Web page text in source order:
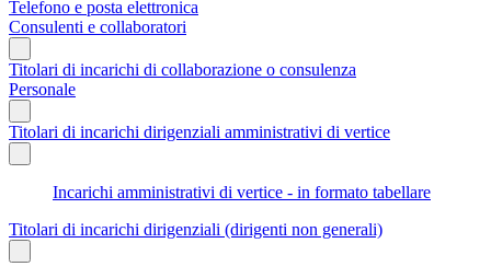
Telefono e posta elettronica
Consulenti e collaboratori
Titolari di incarichi di collaborazione o consulenza
Personale
Titolari di incarichi dirigenziali amministrativi di vertice
Incarichi amministrativi di vertice - in formato tabellare
Titolari di incarichi dirigenziali (dirigenti non generali)